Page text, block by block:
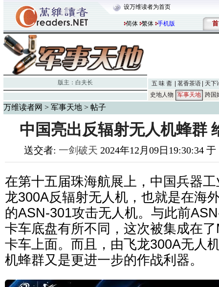
设万维读者为首页
简体 繁体 手机版 首
版主： 白夫长 五 味 斋 茗香茶语
天下
史地人物
军事天地 跨国
万维读者网 > 军事天地 > 帖子
中国亮出反辐射无人机蜂群
送交者: 一剑破天 2024年12月09日19:30:34
在第十五届珠海航展上，中国兵器
龙300A反辐射无人机，也就是在海
的ASN-301攻击无人机。与此前
卡车底盘有所不同，这次被集成在
卡车上面。而且，由飞龙300A无人
机蜂群又是更进一步的作战利器。